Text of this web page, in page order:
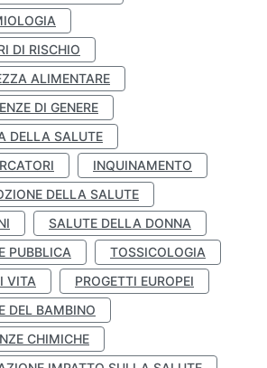
DI RISCHIO
ALIMENTARE
DI GENERE
DELLA SALUTE
INQUINAMENTO
DELLA SALUTE
SALUTE DELLA DONNA
PUBBLICA
TOSSICOLOGIA
VITA
PROGETTI EUROPEI
DEL BAMBINO
CHIMICHE